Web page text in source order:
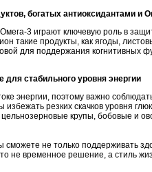
богатых антиоксидантами и
3 играют ключевую роль в
такие продукты, как ягоды,
для поддержания когнитивных
для стабильного уровня энергии
энергии, поэтому важно
резких скачков уровня
цельнозерновые крупы, бобовые и
не только поддерживать
не временное решение, а стиль